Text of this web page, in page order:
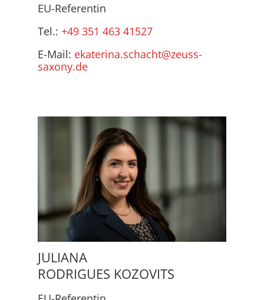
EU-Referentin
Tel.: +49 351 463 41527
E-Mail: ekaterina.schacht@zeuss-
saxony.de
JULIANA
RODRIGUES KOZOVITS